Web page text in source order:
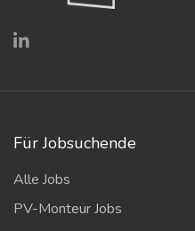
Für Jobsuchende
Alle Jobs
PV-Monteur Jobs